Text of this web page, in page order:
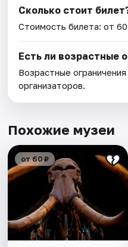
Сколько стоит
Стоимость билета: от
Есть ли возрастные
Возрастные
организаторов.
Похожие музеи
от 60 ₽